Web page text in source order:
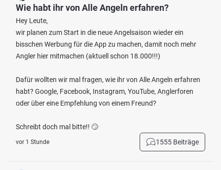
Wie habt ihr von Alle Angeln erfahren?
Hey Leute,
wir planen zum Start in die neue Angelsaison wieder ein
bisschen Werbung für die App zu machen, damit noch mehr
Angler hier mitmachen (aktuell schon 18.000!!!)
Dafür wollten wir mal fragen, wie ihr von Alle Angeln erfahren
habt? Google, Facebook, Instagram, YouTube, Anglerforen
oder über eine Empfehlung von einem Freund?
Schreibt doch mal bitte!! 🙄
vor 1 Stunde 1555 Beiträge